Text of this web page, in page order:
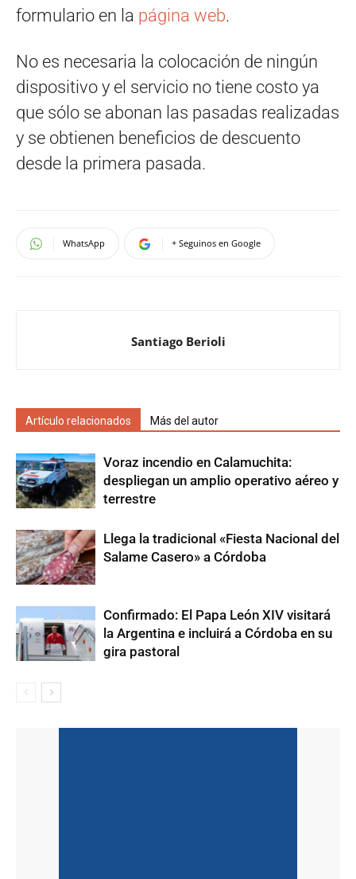
formulario en la página web.
No es necesaria la colocación de ningún
dispositivo y el servicio no tiene costo ya
que sólo se abonan las pasadas realizadas
y se obtienen beneficios de descuento
desde la primera pasada.
WhatsApp + Seguinos en Google
Santiago Berioli
Artículo relacionados Más del autor
Voraz incendio en Calamuchita:
despliegan un amplio operativo aéreo y
terrestre
Llega la tradicional «Fiesta Nacional del
Salame Casero» a Córdoba
Confirmado: El Papa León XIV visitará
la Argentina e incluirá a Córdoba en su
gira pastoral